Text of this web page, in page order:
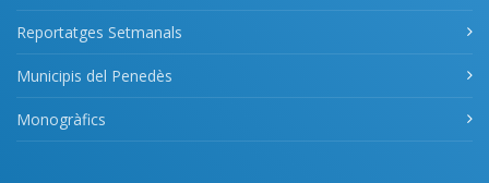
Reportatges Setmanals
Municipis del Penedès
Monogràfics